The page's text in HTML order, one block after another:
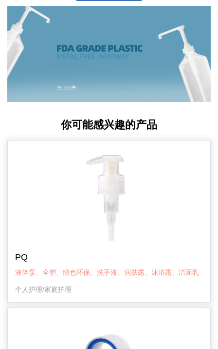
你可能感兴趣的产品
PQ
液体泵、全塑、绿色环保、洗手液、润肤露、沐浴露、洁面乳
个人护理/家庭护理